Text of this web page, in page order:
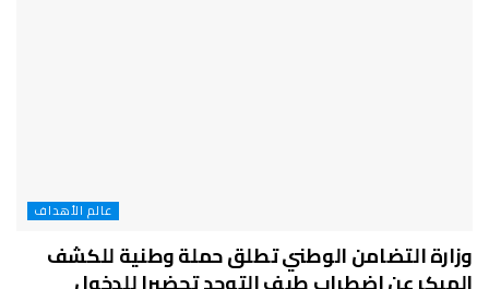
عالم الأهداف
وزارة التضامن الوطني تطلق حملة وطنية للكشف